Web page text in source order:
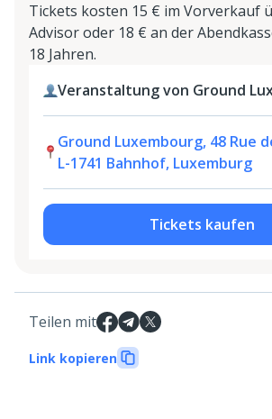
Tickets kosten 15 € im Vorverkauf
Advisor oder 18 € an der
18 Jahren.
Veranstaltung von Ground
Ground Luxembourg, 48 Rue
L-1741 Bahnhof, Luxemburg
Tickets kaufen
Teilen mit
Link kopieren